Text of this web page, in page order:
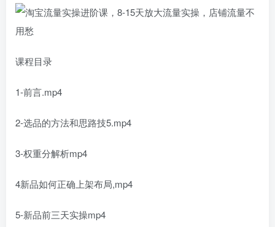
课程目录
1-前言.mp4
2-选品的方法和思路技5.mp4
3-权重分解析mp4
4新品如何正确上架布局,mp4
5-新品前三天实操mp4